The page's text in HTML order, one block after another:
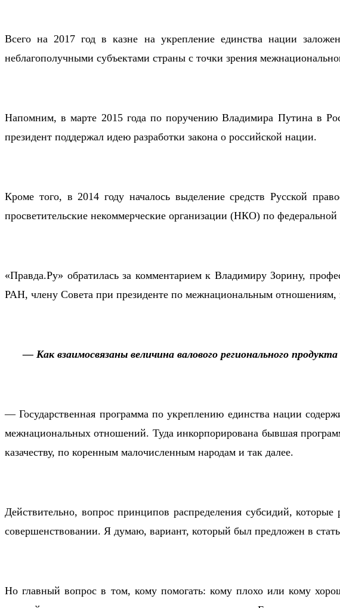
Всего на 2017 год в казне на укрепление единства нации
неблагополучными субъектами страны с точки зрения
Напомним, в марте 2015 года по поручению Владимира Путина в
президент поддержал идею разработки закона о российской нации.
Кроме того, в 2014 году началось выделение средств Русской
просветительские некоммерческие организации (НКО) по
«Правда.Ру» обратилась за комментарием к Владимиру Зорину,
РАН, члену Совета при президенте по межнациональным
— Как взаимосвязаны величина валового регионального
— Государственная программа по укреплению единства нации
межнациональных отношений. Туда инкорпорирована бывшая
казачеству, по коренным малочисленным народам и так далее.
Действительно, вопрос принципов распределения субсидий,
совершенствовании. Я думаю, вариант, который был предложен в
Но главный вопрос в том, кому помогать: кому плохо или кому